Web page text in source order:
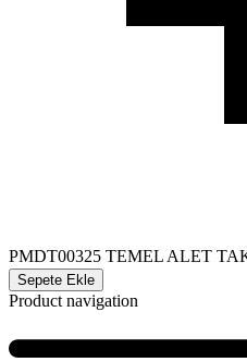
PMDT00325 TEMEL ALET
Sepete Ekle
Product navigation